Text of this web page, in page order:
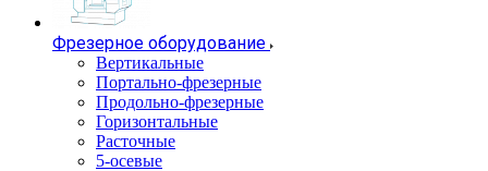
Фрезерное оборудование
Вертикальные
Портально-фрезерные
Продольно-фрезерные
Горизонтальные
Расточные
5-осевые